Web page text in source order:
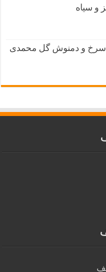
و سیاه
سرخ و دمنوش گل محمدی